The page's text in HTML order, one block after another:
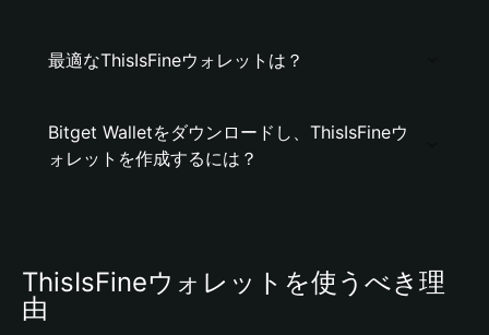
最適なThisIsFineウォレットは？
Bitget Walletをダウンロードし、ThisIsFineウ
ォレットを作成するには？
ThisIsFineウォレットを使うべき理
由